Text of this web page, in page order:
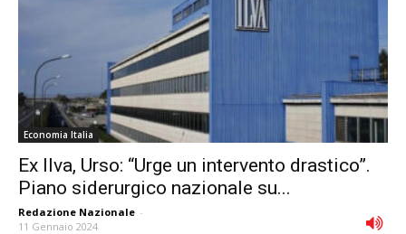
Economia Italia
Ex Ilva, Urso: “Urge un intervento drastico”.
Piano siderurgico nazionale su...
Redazione Nazionale -
11 Gennaio 2024